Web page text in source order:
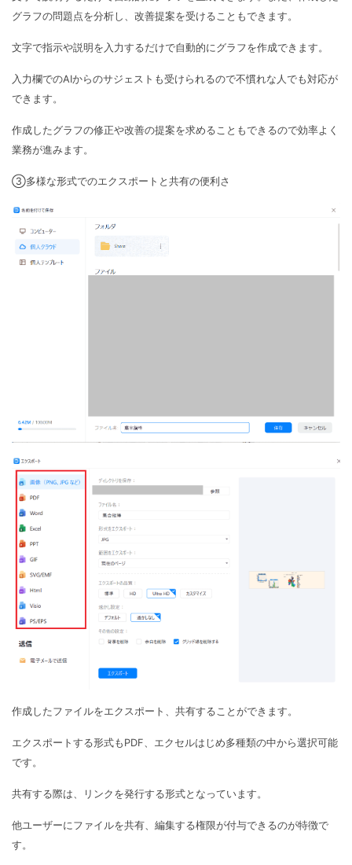
グラフの問題点を分析し、改善提案を受けることもできます。
文字で指示や説明を入力するだけで自動的にグラフを作成できます。
入力欄でのAIからのサジェストも受けられるので不慣れな人でも対応が
できます。
作成したグラフの修正や改善の提案を求めることもできるので効率よく
業務が進みます。
③多様な形式でのエクスポートと共有の便利さ
作成したファイルをエクスポート、共有することができます。
エクスポートする形式もPDF、エクセルはじめ多種類の中から選択可能
です。
共有する際は、リンクを発行する形式となっています。
他ユーザーにファイルを共有、編集する権限が付与できるのが特徴で
す。